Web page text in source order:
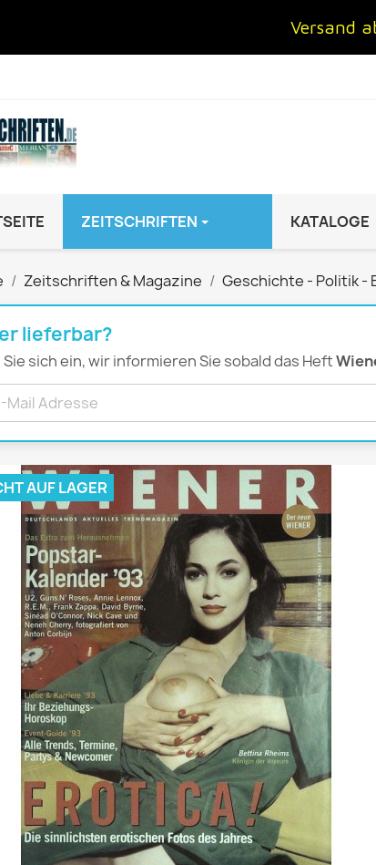
Versand
ZEITSCHRIFTEN
JUGEND / KIND
BRAVO GiRL!
BRAVO Zeitschrift
hey!
POP Rocky
Yam!
GESCHICHTE / POLITIK /
BOULEVARD
Bunte Illustrierte Zeitschrift
Cicero Zeitschrift
KATALOGE
Zeitschriften & Magazine Geschichte - Politik -
lieferbar?
sich ein, wir informieren Sie sobald das Heft
AUF LAGER